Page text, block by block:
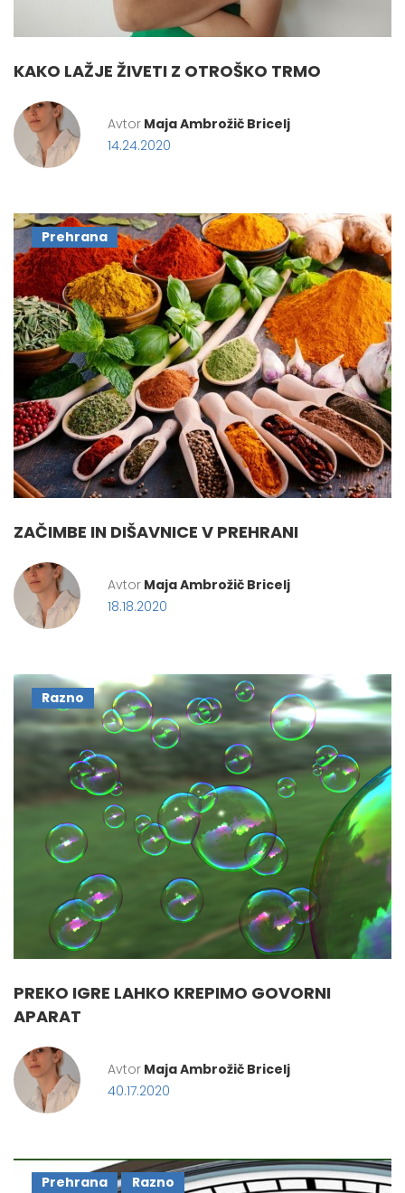
KAKO LAŽJE ŽIVETI Z OTROŠKO TRMO
Avtor Maja Ambrožič Bricelj
14.24.2020
Prehrana
ZAČIMBE IN DIŠAVNICE V PREHRANI
Avtor Maja Ambrožič Bricelj
18.18.2020
Razno
PREKO IGRE LAHKO KREPIMO GOVORNI
APARAT
Avtor Maja Ambrožič Bricelj
40.17.2020
Prehrana Razno